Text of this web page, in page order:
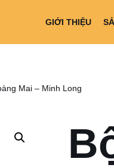
GIỚI THIỆU
Mai – Minh Long